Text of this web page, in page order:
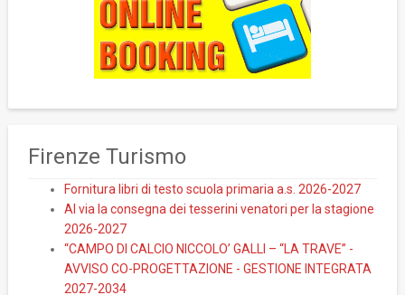
Firenze Turismo
Fornitura libri di testo scuola primaria a.s. 2026-2027
Al via la consegna dei tesserini venatori per la stagione
2026-2027
“CAMPO DI CALCIO NICCOLO’ GALLI – “LA TRAVE” -
AVVISO CO-PROGETTAZIONE - GESTIONE INTEGRATA
2027-2034